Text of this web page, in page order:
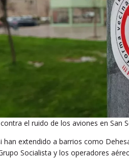
el ruido de los aviones en San
han extendido a barrios como
Socialista y los operadores